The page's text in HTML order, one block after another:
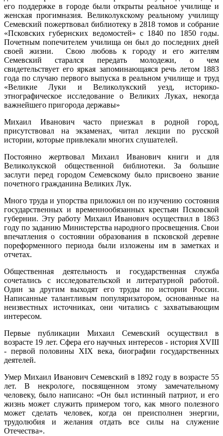
его поддержке в городе были открыты реальное училище и
женская прогимназия. Великолукскому реальному училищу
Семевский пожертвовал библиотеку в 2818 томов и собрание
«Псковских губернских ведомостей» с 1840 по 1850 годы.
Почетным попечителем училища он был до последних дней
своей жизни. Свою любовь к городу и его жителям
Семевский старался передать молодежи, о чем
свидетельствует его яркая запоминающаяся речь летом 1883
года по случаю первого выпуска в реальном училище и труд
«Великие Луки и Великолукский уезд, историко-
этнографическое исследование о Великих Луках, некогда
важнейшего пригорода державы»
Михаил Иванович часто приезжал в родной город,
присутствовал на экзаменах, читал лекции по русской
истории, которые привлекали многих слушателей.
Постоянно жертвовал Михаил Иванович книги и для
Великолукской общественной библиотеки. За большие
заслуги перед городом Семевскому было присвоено звание
почетного гражданина Великих Лук.
Много труда и упорства приложил он по изучению состояния
государственных и временнообязанных крестьян Псковской
губернии. Эту работу Михаил Иванович осуществил в 1863
году по заданию Министерства народного просвещения. Свои
впечатления о состоянии образования в псковской деревне
пореформенного периода были изложены им в заметках и
отчетах.
Общественная деятельность и государственная служба
сочетались с исследовательской и литературной работой.
Один за другим выходят его труды по истории России.
Написанные талантливым популяризатором, основанные на
неизвестных источниках, они читались с захватывающим
интересом.
Первые публикации Михаил Семевский осуществил в
возрасте 19 лет. Сфера его научных интересов - история XVIII
- первой половины XIX века, биографии государственных
деятелей.
Умер Михаил Иванович Семевский в 1892 году в возрасте 55
лет. В некрологе, посвященном этому замечательному
человеку, было написано: «Он был истинный патриот, и его
жизнь может служить примером того, как много полезного
может сделать человек, когда он преисполнен энергии,
трудолюбия и желания отдать все силы на служение
Отечества».